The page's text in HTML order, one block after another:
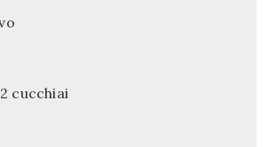
cucchiai